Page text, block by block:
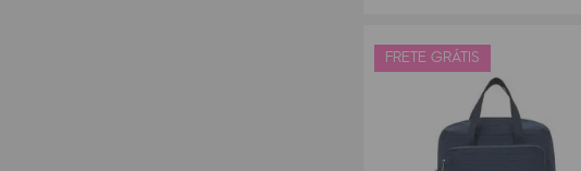
FRETE GRÁTIS